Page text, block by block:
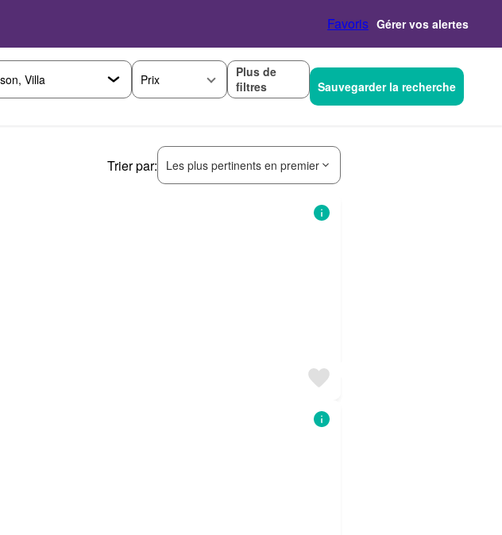
Favoris Gérer vos alertes
Prix
Plus de
filtres
Sauvegarder la recherche
Trier par: Les plus pertinents en premier